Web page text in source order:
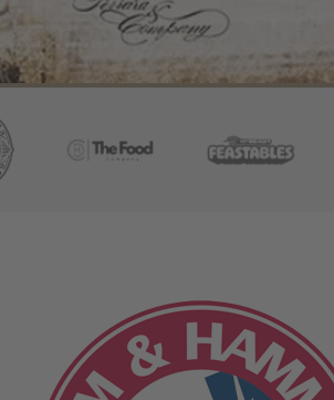
Food Company GmbH
The Food Company GmbH
sup> Logo by C.M.C. The Food Company